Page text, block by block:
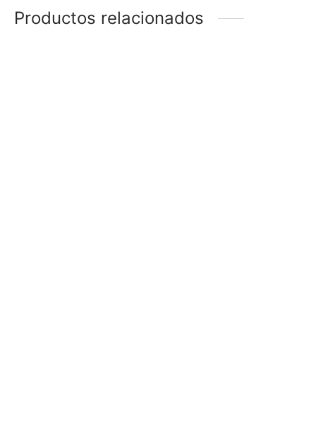
Productos relacionados